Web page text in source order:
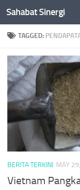
Skip to content
Sahabat Sinergi
TAGGED:
BERITA TERKINI MAY
Vietnam